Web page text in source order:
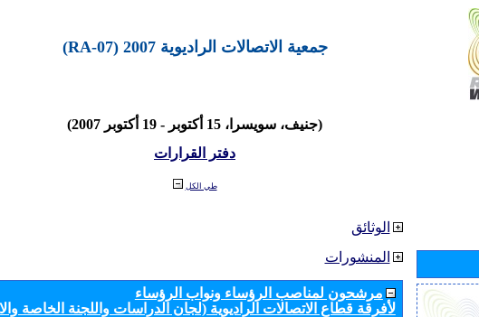
جمعية الاتصالات الراديوية 2007 (RA-07)
(جنيف، سويسرا، 15 أكتوبر - 19 أكتوبر 2007)
دفتر القرارات
طي الكل
الوثائق
المنشورات
مرشحون لمناصب الرؤساء ونواب الرؤساء
لأفرقة قطاع الاتصالات الراديوية (لجان الدراسات واللجنة الخاصة